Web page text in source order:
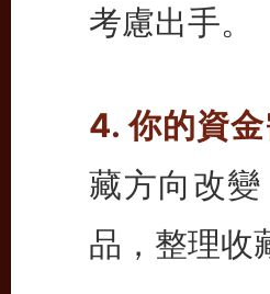
考慮出手。
4. 你的資
藏方向改
品，整理收